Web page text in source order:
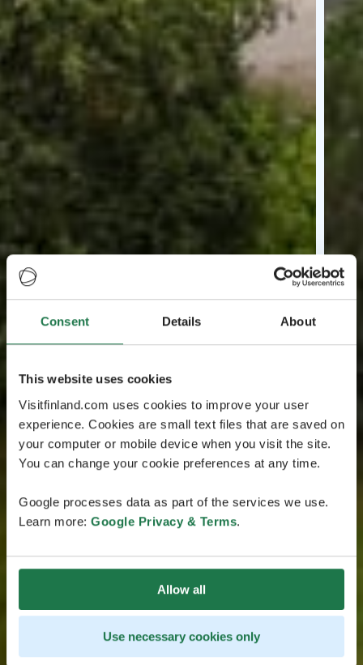
Consent Details About
This website uses cookies
Visitfinland.com uses cookies to improve your user
experience. Cookies are small text files that are saved on
your computer or mobile device when you visit the site.
You can change your cookie preferences at any time.
Google processes data as part of the services we use.
Learn more: Google Privacy & Terms.
Allow all
Use necessary cookies only